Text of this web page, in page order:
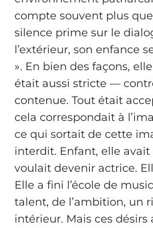
compte souvent plus
silence prime sur le
l’extérieur, son enfance
». En bien des façons,
était aussi stricte —
contenue. Tout était
cela correspondait à
ce qui sortait de cette
interdit. Enfant, elle avait
voulait devenir actrice.
Elle a fini l’école de
talent, de l’ambition, un
intérieur. Mais ces désirs